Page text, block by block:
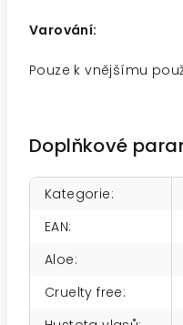
Varování:
Pouze k vnějšímu
Doplňkové
Kategorie:
EAN:
Aloe:
Cruelty free: